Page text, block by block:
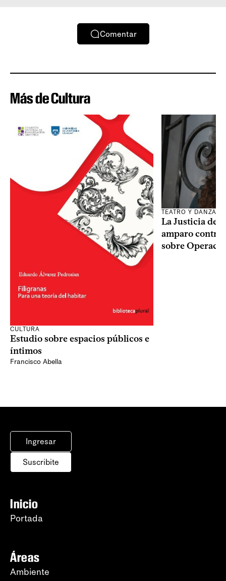
Comentar
Más de Cultura
CULTURA
Estudio sobre espacios públicos e
íntimos
Francisco Abella
TEATRO Y DANZA
La Justicia
amparo contra
sobre
Ingresar
Suscribite
Inicio
Portada
Áreas
Ambiente